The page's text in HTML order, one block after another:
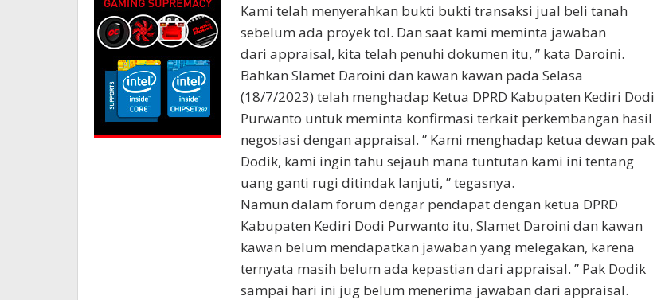
Kami telah menyerahkan bukti bukti transaksi jual beli tanah
sebelum ada proyek tol. Dan saat kami meminta jawaban
dari appraisal, kita telah penuhi dokumen itu, ” kata Daroini.
Bahkan Slamet Daroini dan kawan kawan pada Selasa
(18/7/2023) telah menghadap Ketua DPRD Kabupaten Kediri Dodi
Purwanto untuk meminta konfirmasi terkait perkembangan hasil
negosiasi dengan appraisal. ” Kami menghadap ketua dewan pak
Dodik, kami ingin tahu sejauh mana tuntutan kami ini tentang
uang ganti rugi ditindak lanjuti, ” tegasnya.
Namun dalam forum dengar pendapat dengan ketua DPRD
Kabupaten Kediri Dodi Purwanto itu, Slamet Daroini dan kawan
kawan belum mendapatkan jawaban yang melegakan, karena
ternyata masih belum ada kepastian dari appraisal. ” Pak Dodik
sampai hari ini jug belum menerima jawaban dari appraisal.